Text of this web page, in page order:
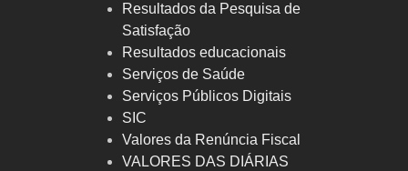
Resultados da Pesquisa de
Satisfação
Resultados educacionais
Serviços de Saúde
Serviços Públicos Digitais
SIC
Valores da Renúncia Fiscal
VALORES DAS DIÁRIAS